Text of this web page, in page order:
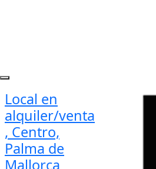
Local en
alquiler/venta
, Centro,
Palma de
Mallorca